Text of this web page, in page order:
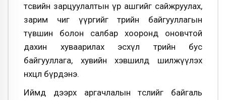
төсвийн зарцуулалтын үр ашгийг сайжруулах,
зарим чиг үүргийг төрийн байгууллагын
түвшин болон салбар хооронд оновчтой
дахин хуваарилах эсхүл төрийн бус
байгууллага, хувийн хэвшилд шилжүүлэх
нөхцөл бүрдэнэ.
Иймд дээрх аргачлалын төслийг байгаль